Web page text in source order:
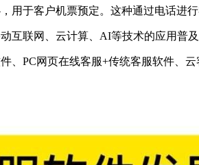
于客户机票预定。这种通过电话进
联网、云计算、AI等技术的应用普及
PC网页在线客服+传统客服软件、云